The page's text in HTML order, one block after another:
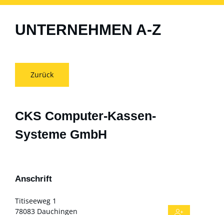
UNTERNEHMEN A-Z
Zurück
CKS Computer-Kassen-
Systeme GmbH
Anschrift
Titiseeweg 1
78083 Dauchingen